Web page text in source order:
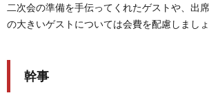
二次会の準備を手伝ってくれたゲストや、出
の大きいゲストについては会費を配慮しましょ
幹事